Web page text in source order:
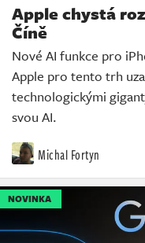
Apple chystá
Číně
Nové AI funkce pro
Apple pro tento trh
technologickými
svou AI.
Michal Fortyn
NOVINKA